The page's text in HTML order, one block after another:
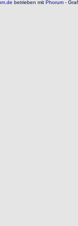
betrieben mitPhorum-